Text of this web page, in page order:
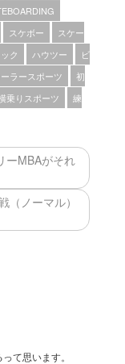
スケボー
スケー
ク ハウツー
ビ
ーラースポーツ
初
乗りスポーツ
練
ーMBAがそれ
（ノーマル）
て思います。